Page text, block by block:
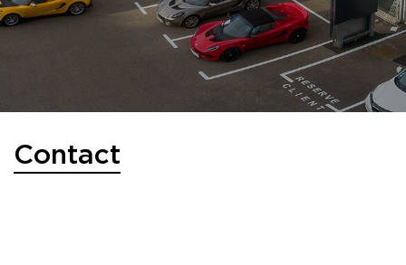
Contact